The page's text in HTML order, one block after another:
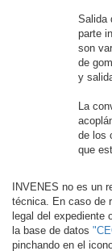
Salida
parte
son
de
y
La
de los
que
INVENES no es un
técnica. En caso de
legal del expediente
la base de datos
pinchando en el